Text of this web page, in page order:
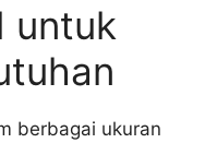
untuk
berbagai ukuran